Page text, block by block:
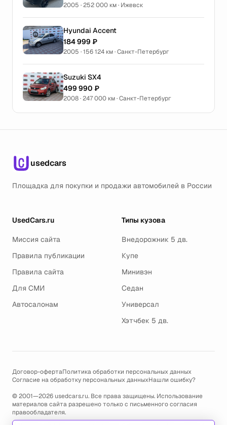
2005 · 252 000 км · Ижевск
Hyundai Accent
184 999 ₽
2005 · 156 124 км · Санкт-Петербург
Suzuki SX4
499 990 ₽
2008 · 247 000 км · Санкт-Петербург
usedcars
Площадка для покупки и продажи автомобилей в России
UsedCars.ru
Миссия сайта
Правила публикации
Правила сайта
Для СМИ
Автосалонам
Типы кузова
Внедорожник 5 дв.
Купе
Минивэн
Седан
Универсал
Хэтчбек 5 дв.
Договор-офертаПолитика обработки персональных данных
Согласие на обработку персональных данныхНашли ошибку?
© 2001—2026 usedcars.ru. Все права защищены. Использование
материалов сайта разрешено только с письменного согласия
правообладателя.